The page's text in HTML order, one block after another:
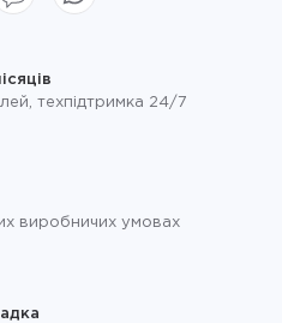
техпідтримка 24/7
виробничих умовах